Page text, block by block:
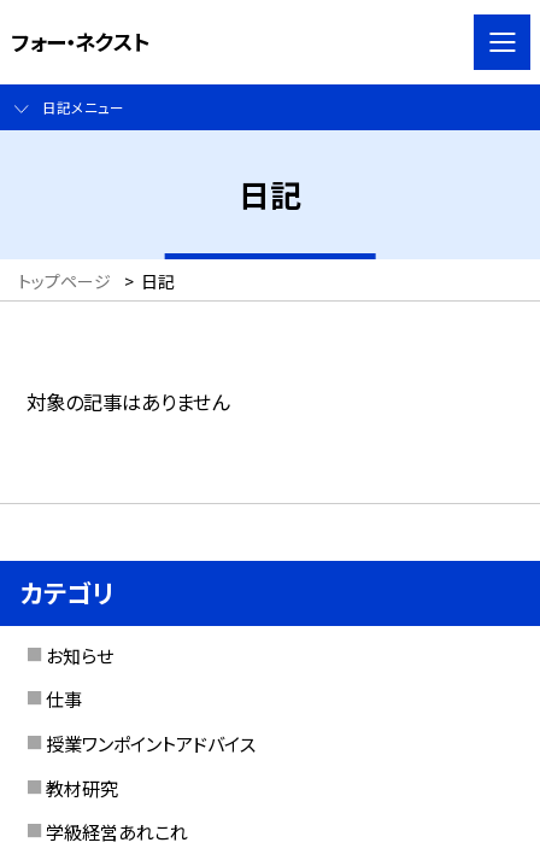
フォー・ネクスト
日記メニュー
日記
トップページ > 日記
対象の記事はありません
カテゴリ
お知らせ
仕事
授業ワンポイントアドバイス
教材研究
学級経営あれこれ